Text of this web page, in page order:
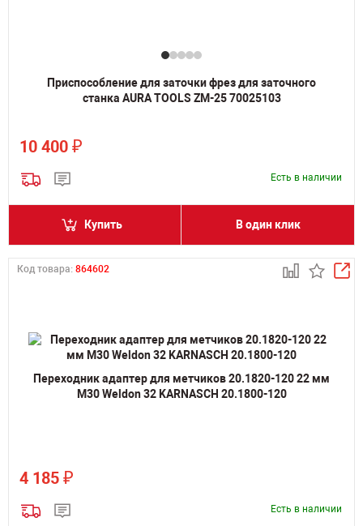
Приспособление для заточки фрез для заточного
станка AURA TOOLS ZM-25 70025103
10 400 ₽
Есть в наличии
Купить В один клик
Код товара: 864602
Переходник адаптер для метчиков 20.1820-120 22 мм
M30 Weldon 32 KARNASCH 20.1800-120
4 185 ₽
Есть в наличии